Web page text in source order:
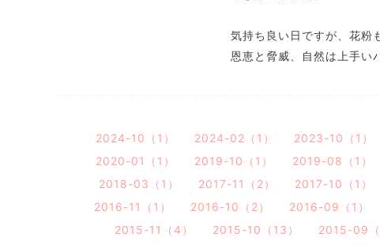
気持ち良い日ですが、花粉
恩恵と脅威、自然は上手い
2024-10（1） 2024-02（1） 2023-10（1）
2020-01（1）
2019-10（1） 2019-08（1）
2018-03（1）
2017-11（2） 2017-10（1）
2016-11（1）
2016-10（2） 2016-09（1）
2015-11（4）
2015-10（13） 2015-09（